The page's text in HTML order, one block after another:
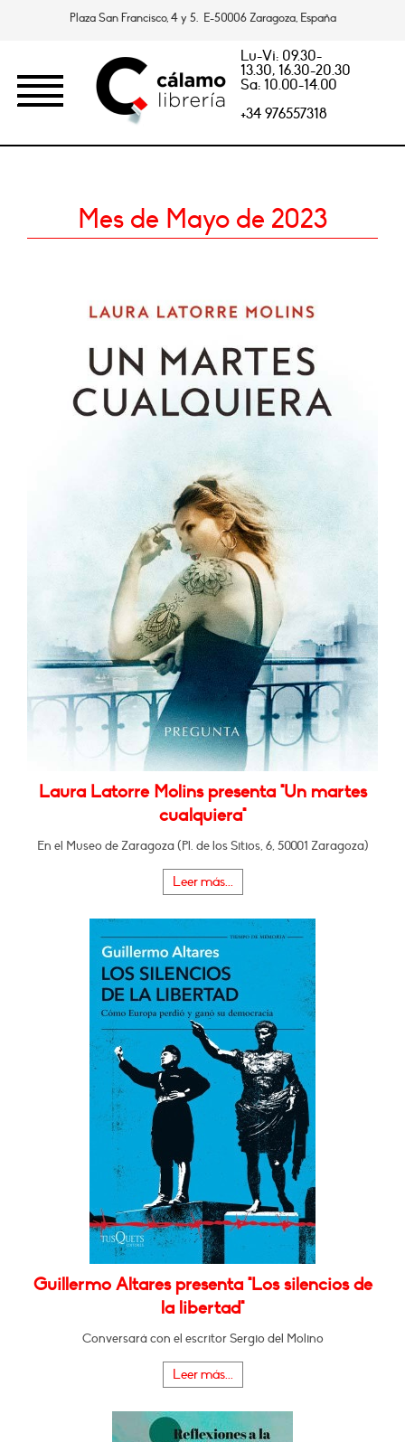
Plaza San Francisco, 4 y 5. E-50006 Zaragoza, España
Lu-Vi: 09.30-
13.30, 16.30-20.30
Sa: 10.00-14.00
+34 976557318
Mes de Mayo de 2023
Laura Latorre Molins presenta "Un martes
cualquiera"
En el Museo de Zaragoza (Pl. de los Sitios, 6, 50001 Zaragoza)
Leer más...
Guillermo Altares presenta "Los silencios de
la libertad"
Conversará con el escritor Sergio del Molino
Leer más...